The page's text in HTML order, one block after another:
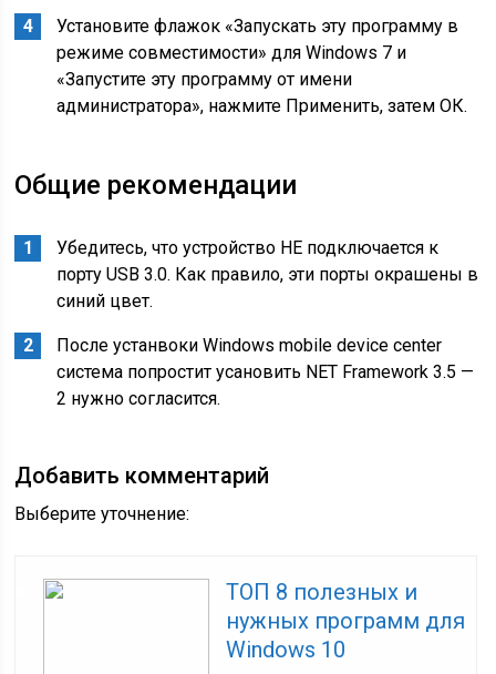
Установите флажок «Запускать эту программу в
режиме совместимости» для Windows 7 и
«Запустите эту программу от имени
администратора», нажмите Применить, затем ОК.
Общие рекомендации
Убедитесь, что устройство НЕ подключается к
порту USB 3.0. Как правило, эти порты окрашены в
синий цвет.
После устанвоки Windows mobile device center
система попростит усановить NET Framework 3.5 —
2 нужно согласится.
Добавить комментарий
Выберите уточнение:
ТОП 8 полезных и
нужных программ для
Windows 10